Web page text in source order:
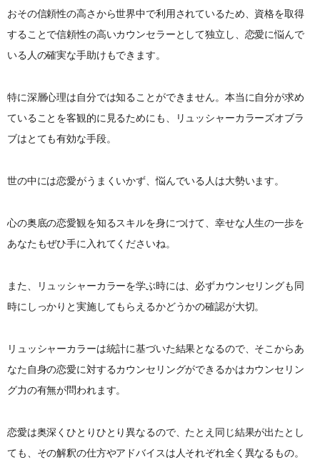
おその信頼性の高さから世界中で利用されているため、資格を取得
することで信頼性の高いカウンセラーとして独立し、恋愛に悩んで
いる人の確実な手助けもできます。
特に深層心理は自分では知ることができません。本当に自分が求め
ていることを客観的に見るためにも、リュッシャーカラーズオブラ
ブはとても有効な手段。
世の中には恋愛がうまくいかず、悩んでいる人は大勢います。
心の奥底の恋愛観を知るスキルを身につけて、幸せな人生の一歩を
あなたもぜひ手に入れてくださいね。
また、リュッシャーカラーを学ぶ時には、必ずカウンセリングも同
時にしっかりと実施してもらえるかどうかの確認が大切。
リュッシャーカラーは統計に基づいた結果となるので、そこからあ
なた自身の恋愛に対するカウンセリングができるかはカウンセリン
グ力の有無が問われます。
恋愛は奥深くひとりひとり異なるので、たとえ同じ結果が出たとし
ても、その解釈の仕方やアドバイスは人それぞれ全く異なるもの。